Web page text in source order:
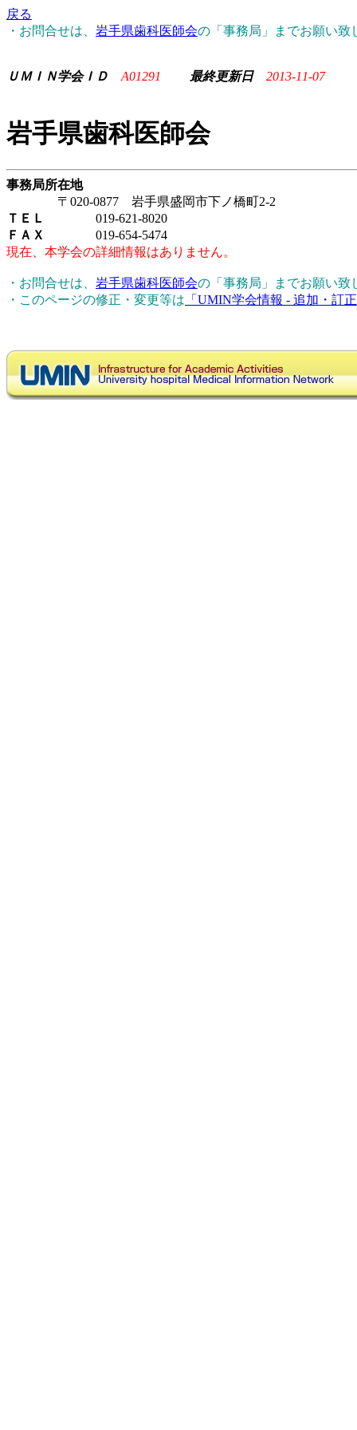
戻る
・お問合せは、 岩手県歯科医師会の「事務局」までお願い致
ＵＭＩＮ学会ＩＤ A01291 最終更新日 2013-11-07
岩手県歯科医師会
事務局所在地
〒020-0877 岩手県盛岡市下ノ橋町2-2
ＴＥＬ
019-621-8020
ＦＡＸ
019-654-5474
現在、本学会の詳細情報はありません。
・お問合せは、 岩手県歯科医師会の「事務局」までお願い致
・このページの修正・変更等は 「UMIN学会情報 - 追加・訂